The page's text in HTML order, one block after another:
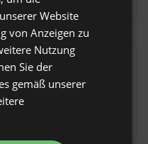
GERMAN
Website
von Anzeigen zu
Nutzung
Sie der
gemäß unserer